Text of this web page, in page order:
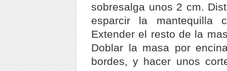
sobresalga unos 2 cm.
esparcir la mantequilla
Extender el resto de la
Doblar la masa por
bordes, y hacer unos